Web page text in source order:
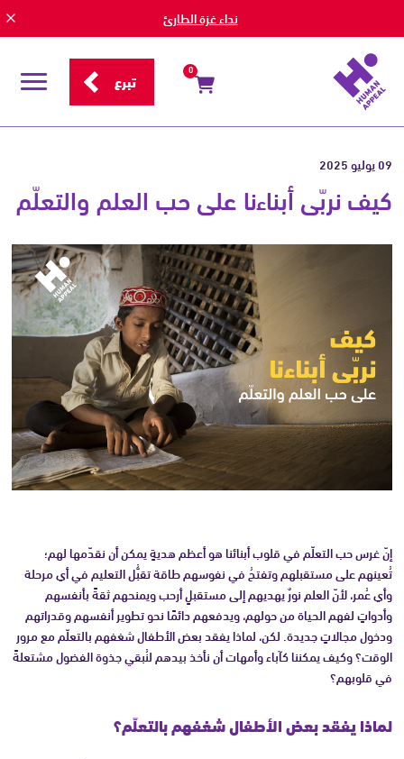
نداء غزة الطارئ
0 تبرع
قائمة
09 يوليو 2025
كيف نربّى أبناءنا على حب العلم والتعلّم
إنّ غرس حب التعلّم في قلوب أبنائنا هو أعظم هديةٍ يمكن أن نقدّمها لهم؛
تُعينهم على مستقبلهم وتفتحُ في نفوسهم طاقة تقبُّل التعليم في أي مرحلة
وأي عُمر، لأنّ العلم نورٌ يهديهم إلى مستقبلٍ أرحب ويمنحهم ثقةً بأنفسهم
وأدواتٍ لفهم الحياة من حولهم، ويدفعهم دائمًا نحو تطوير أنفسهم وقدراتهم
ودخول مجالاتٍ جديدة. لكن، لماذا يفقد بعض الأطفال شغفهم بالتعلّم مع مرور
الوقت؟ وكيف يمكننا كآباء وأمهات أن نأخذ بيدهم لنُبقي جذوة الفضول مشتعلةً
في قلوبهم؟
لماذا يفقد بعض الأطفال شغفهم بالتعلّم؟